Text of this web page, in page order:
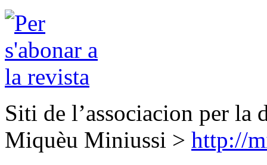
Siti de l’associacion per la
Miquèu Miniussi > http://